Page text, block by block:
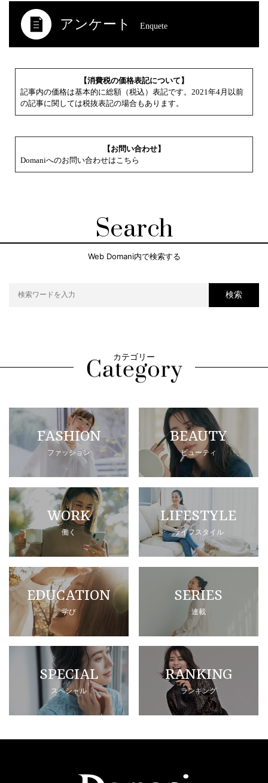
アンケート Enquete
【消費税の価格表記について】
記事内の価格は基本的に総額（税込）表記です。2021年4月以前
の記事に関しては税抜表記の場合もあります。
【お問い合わせ】
Domaniへのお問い合わせはこちら
Search
Web Domani内で検索する
検索
カテゴリー
FASHION
ファッション
BEAUTY
ビューティ
WORK
働く
LIFESTYLE
ライフスタイル
EDUCATION
学び
SERIES
連載
SPECIAL
スペシャル
RANKING
ランキング